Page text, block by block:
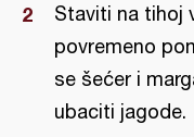
Staviti na tihoj
povremeno
se šećer i
ubaciti jagode.